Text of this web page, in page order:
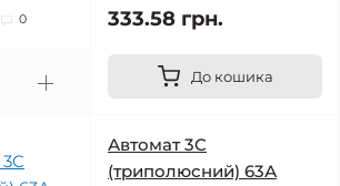
0 333.58 грн.
До кошика
Автомат 3C
(триполюсний) 63А